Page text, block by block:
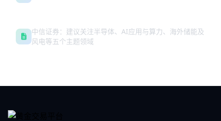
中信证券：建议关注半导体、AI应用与算力、海外储能及
风电等五个主题领域